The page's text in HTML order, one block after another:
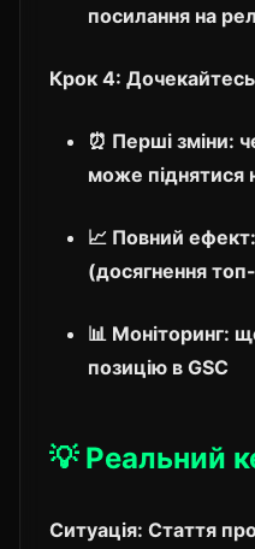
посилання на
Крок 4: Дочекайтесь
⏰ Перші зміни:
може піднятися
📈 Повний ефект:
(досягнення
📊 Моніторинг:
позицію в GSC
💡 Реальний
Ситуація: Стаття